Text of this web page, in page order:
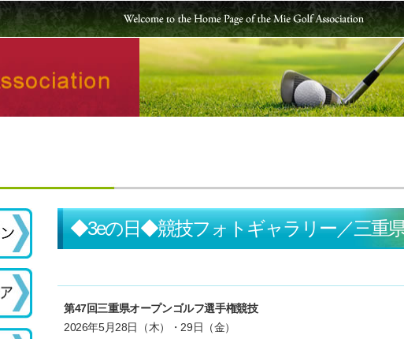
◆3eの日◆競技フォトギャラリー／三重
第47回三重県オープンゴルフ選手権競技
2026年5月28日（木）・29日（金）